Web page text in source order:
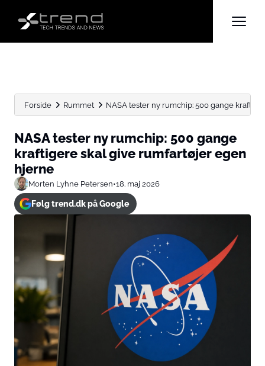
Forside Rummet NASA tester ny rumchip: 500 gange
NASA tester ny rumchip: 500 gange
kraftigere skal give rumfartøjer egen
hjerne
Morten Lyhne Petersen•18. maj 2026
Følg trend.dk på Google